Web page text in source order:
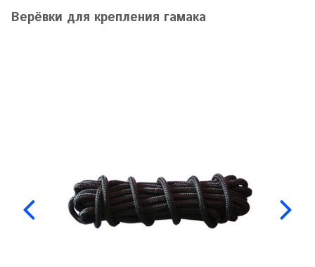
Верёвки для крепления гамака